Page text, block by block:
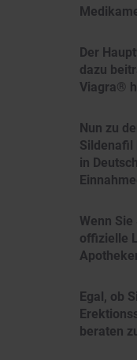
Der
dazu
Viagra®
Nun zu
Sildenafil
in
Wenn
offizielle
Egal, ob
beraten